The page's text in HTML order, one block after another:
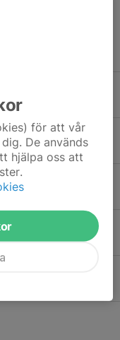
för att vår
De används
hjälpa oss att